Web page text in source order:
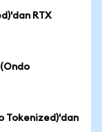
RTX
Tokenized)'dan